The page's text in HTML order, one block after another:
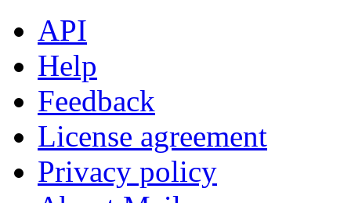
API
Help
Feedback
License agreement
Privacy policy